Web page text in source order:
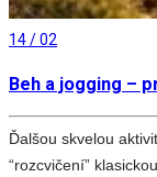
14 / 02
Beh a jogging –
Ďalšou skvelou
“rozcvičení”